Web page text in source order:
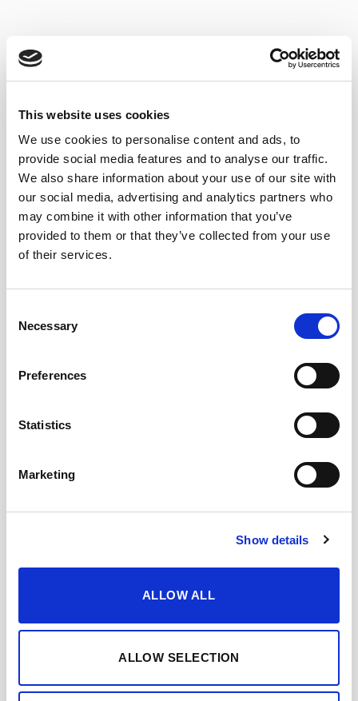
This website uses cookies
We use cookies to personalise content and ads, to
provide social media features and to analyse our traffic.
We also share information about your use of our site with
our social media, advertising and analytics partners who
may combine it with other information that you’ve
provided to them or that they’ve collected from your use
of their services.
Selection
Necessary
Preferences
Statistics
Marketing
Show details
ALLOW ALL
ALLOW SELECTION
24,60 IVA Inc.
AÑADIR AL CARRITO
NOTAS DE CATA
Pasada es deliciosamente aromática, con
recuerdos almendrados, anisados y con el
fresca y ligera, aún con la esencia y cuerpo
acidez.
CUÁNDO Y CÓMO DISFRUTARLO
DESCARGAR FICHA EN PDF